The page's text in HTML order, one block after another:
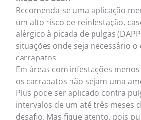
Recomenda-se uma aplicação
um alto risco de reinfestação,
alérgico à picada de pulgas
situações onde seja necessário
carrapatos.
Em áreas com infestações
os carrapatos não sejam uma
Plus pode ser aplicado contra
intervalos de um até três meses
desafio. Mas fique atento, pois